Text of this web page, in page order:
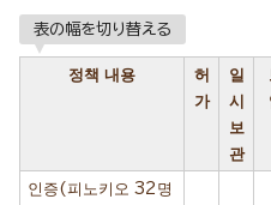
表の幅を切り替える
정책 내용
허
가
일
시
보
관
인증(피노키오 32명